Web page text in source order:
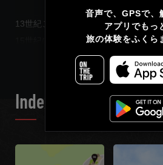
音声で、GPSで、
アプリでもっ
旅の体験をふくら
13世紀ごろに築かれて「北山」の拠点
15世紀に中山に敗れて監守が置かれる
17世紀に薩摩に敗れて城内から誰もい
史」といえるかもしれない。ただし、
い。北山には那覇港に負けない運天港
下に置くほどの勢力を持っていた。
あり、正攻法では落とせないほど堅牢
READ MORE
Index List
简体中文
繁體中文
Français